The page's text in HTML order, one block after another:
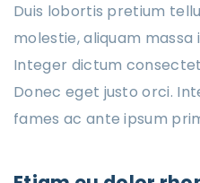
Duis lobortis pretium
molestie, aliquam massa
Integer dictum
Donec eget justo orci.
fames ac ante ipsum